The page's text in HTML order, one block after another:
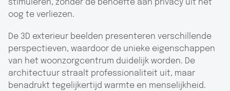
stimuleren, zonder de behoefte aan privacy uit het
oog te verliezen.
De 3D exterieur beelden presenteren verschillende
perspectieven, waardoor de unieke eigenschappen
van het woonzorgcentrum duidelijk worden. De
architectuur straalt professionaliteit uit, maar
benadrukt tegelijkertijd warmte en menselijkheid.